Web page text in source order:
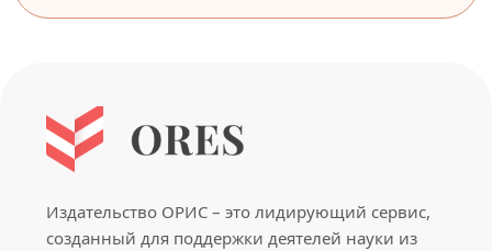
Издательство ОРИС – это лидирующий сервис,
созданный для поддержки деятелей науки из